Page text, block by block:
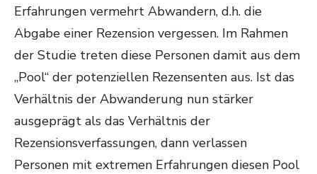
Erfahrungen vermehrt Abwandern, d.h. die
Abgabe einer Rezension vergessen. Im Rahmen
der Studie treten diese Personen damit aus dem
„Pool“ der potenziellen Rezensenten aus. Ist das
Verhältnis der Abwanderung nun stärker
ausgeprägt als das Verhältnis der
Rezensionsverfassungen, dann verlassen
Personen mit extremen Erfahrungen diesen Pool